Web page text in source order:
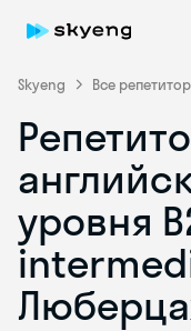
Skyeng Все
уровня
Skyeng Chat
online